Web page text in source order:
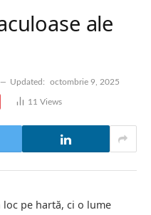
ale
Updated: octombrie 9, 2025
11 Views
pe hartă, ci o lume